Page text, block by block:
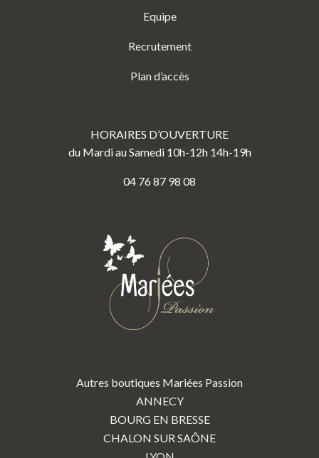
Equipe
Recrutement
Plan d’accès
HORAIRES D’OUVERTURE
du Mardi au Samedi 10h-12h 14h-19h
04 76 87 98 08
Autres boutiques Mariées Passion
ANNECY
BOURG EN BRESSE
CHALON SUR SAÔNE